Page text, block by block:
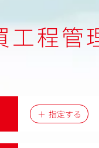
履歴書のつく
面接対策
工程管
指定する